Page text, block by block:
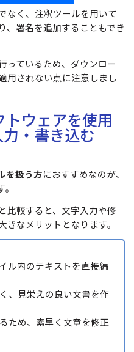
なく、注釈ツールを用いて
、署名を追加することもでき
っているため、ダウンロー
用されない点に注意しまし
ウェアを使用
・書き込む
を扱う方におすすめなのが、
比較すると、文字入力や修
なメリットとなります。
ル内のテキストを直接編
、見栄えの良い文書を作
ため、素早く文章を修正